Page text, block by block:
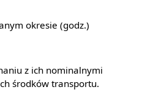
okresie (godz.)
z ich nominalnymi
środków transportu.